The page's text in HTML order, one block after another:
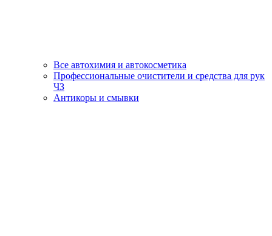
Все автохимия и автокосметика
Профессиональные очистители и средства для рук
ЧЗ
Антикоры и смывки